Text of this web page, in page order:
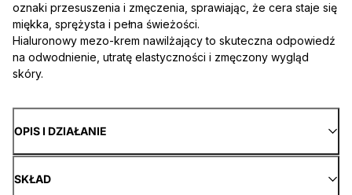
oznaki przesuszenia i zmęczenia, sprawiając, że cera staje się
miękka, sprężysta i pełna świeżości.
Hialuronowy mezo-krem nawilżający to skuteczna odpowiedź
na odwodnienie, utratę elastyczności i zmęczony wygląd
skóry.
OPIS I DZIAŁANIE
SKŁAD